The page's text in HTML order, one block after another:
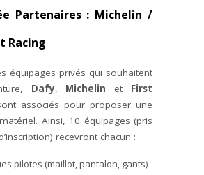
Partenaires : Michelin /
Racing
équipages privés qui souhaitent
Dafy, Michelin et First
associés pour proposer une
Ainsi, 10 équipages (pris
recevront chacun :
pilotes (maillot, pantalon, gants)